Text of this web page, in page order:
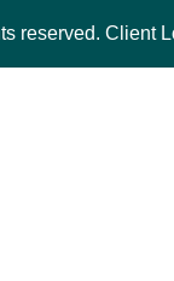
reserved. Client